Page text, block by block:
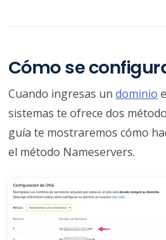
Cómo se
Cuando ingresas un dominio
sistemas te ofrece dos
guía te mostraremos cómo
el método Nameservers.